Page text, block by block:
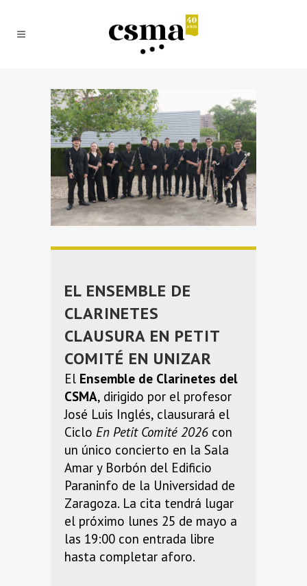
EL ENSEMBLE DE
CLARINETES
CLAUSURA EN PETIT
COMITÉ EN UNIZAR
El Ensemble de Clarinetes del
CSMA, dirigido por el profesor
José Luis Inglés, clausurará el
Ciclo En Petit Comité 2026 con
un único concierto en la Sala
Amar y Borbón del Edificio
Paraninfo de la Universidad de
Zaragoza. La cita tendrá lugar
el próximo lunes 25 de mayo a
las 19:00 con entrada libre
hasta completar aforo.